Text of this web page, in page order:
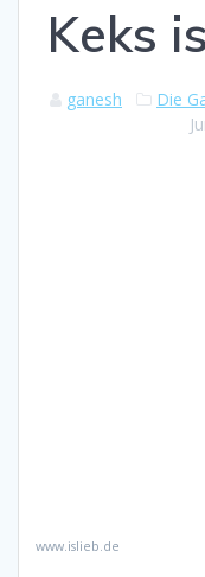
Keks
ganesh Die
www.islieb.de